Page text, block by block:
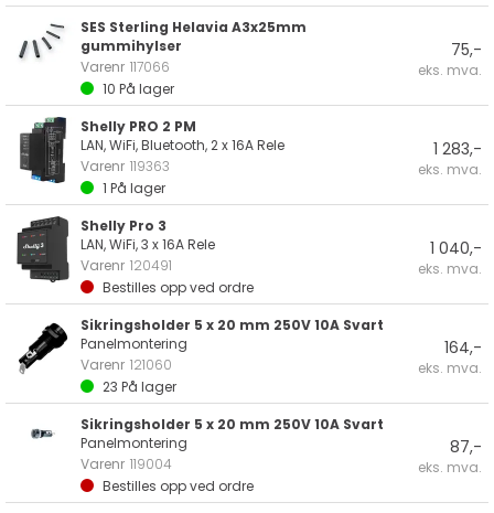
SES Sterling Helavia A3x25mm
gummihylser
Varenr 117066
10 På lager
75,-
eks. mva.
Shelly PRO 2 PM
LAN, WiFi, Bluetooth, 2 x 16A Rele
Varenr 119363
1 På lager
1 283,-
eks. mva.
Shelly Pro 3
LAN, WiFi, 3 x 16A Rele
Varenr 120491
Bestilles opp ved ordre
1 040,-
eks. mva.
Sikringsholder 5 x 20 mm 250V 10A Svart
Panelmontering
Varenr 121060
23 På lager
164,-
eks. mva.
Sikringsholder 5 x 20 mm 250V 10A Svart
Panelmontering
Varenr 119004
Bestilles opp ved ordre
87,-
eks. mva.